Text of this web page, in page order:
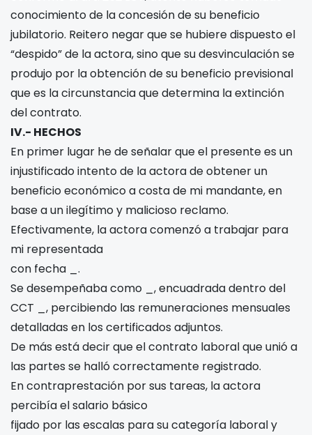
conocimiento de la concesión de su beneficio
jubilatorio. Reitero negar que se hubiere dispuesto el
“despido” de la actora, sino que su desvinculación se
produjo por la obtención de su beneficio previsional
que es la circunstancia que determina la extinción
del contrato.
IV.- HECHOS
En primer lugar he de señalar que el presente es un
injustificado intento de la actora de obtener un
beneficio económico a costa de mi mandante, en
base a un ilegítimo y malicioso reclamo.
Efectivamente, la actora comenzó a trabajar para
mi representada
con fecha _.
Se desempeñaba como _, encuadrada dentro del
CCT _, percibiendo las remuneraciones mensuales
detalladas en los certificados adjuntos.
De más está decir que el contrato laboral que unió a
las partes se halló correctamente registrado.
En contraprestación por sus tareas, la actora
percibía el salario básico
fijado por las escalas para su categoría laboral y